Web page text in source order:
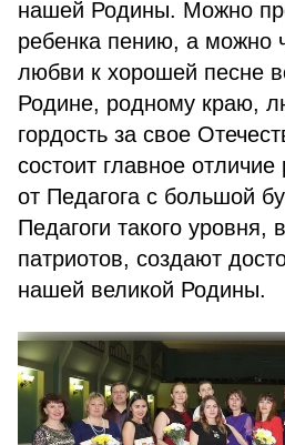
нашей Родины. Можно
ребенка пению, а можно
любви к хорошей песне
Родине, родному краю,
гордость за свое
состоит главное отличие
от Педагога с большой
Педагоги такого уровня,
патриотов, создают
нашей великой Родины.